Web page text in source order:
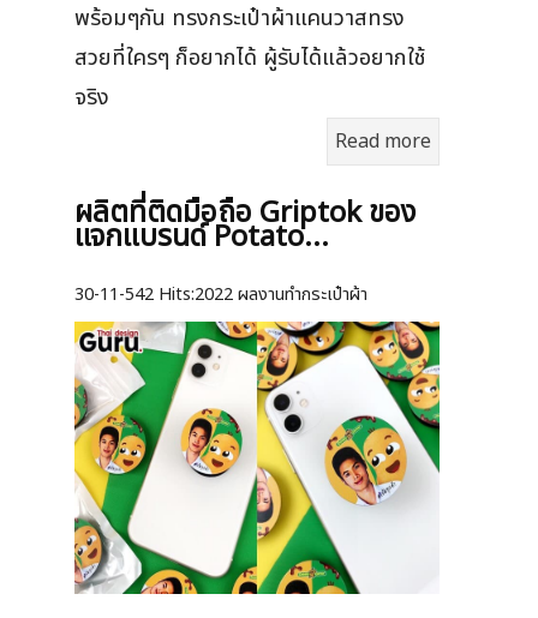
พร้อมๆกัน ทรงกระเป๋าผ้าแคนวาสทรง
สวยที่ใครๆ ก็อยากได้ ผู้รับได้แล้วอยากใช้
จริง
Read more
ผลิตที่ติดมือถือ Griptok ของ
แจกแบรนด์ Potato...
30-11-542 Hits:2022 ผลงานทำกระเป๋าผ้า